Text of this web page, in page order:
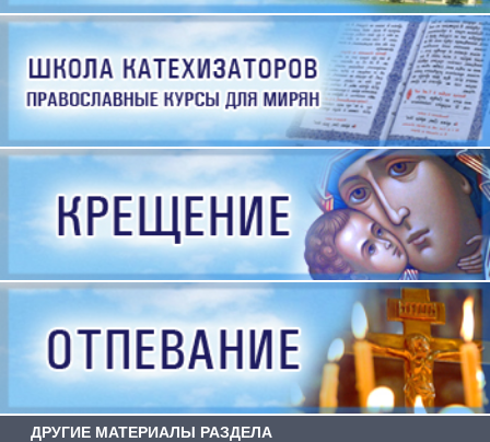
ДРУГИЕ МАТЕРИАЛЫ РАЗДЕЛА